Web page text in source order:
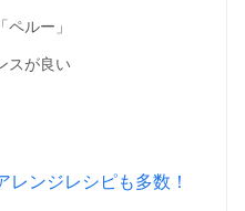
ルー」
スが良い
レンジレシピも多数！